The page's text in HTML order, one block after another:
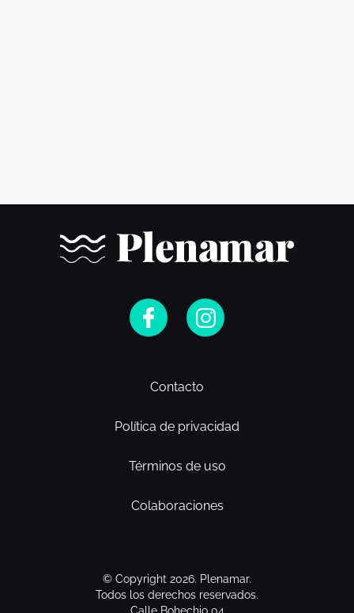
Contacto
Política de privacidad
Términos de uso
Colaboraciones
© Copyright 2026. Plenamar.
Todos los derechos reservados.